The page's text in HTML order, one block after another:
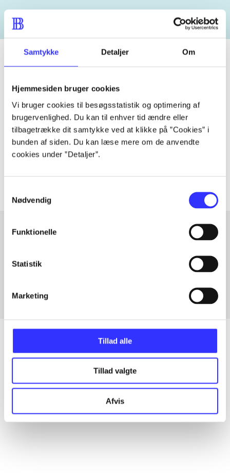
Samtykke Detaljer Om
Hjemmesiden bruger cookies
Vi bruger cookies til besøgsstatistik og optimering af
brugervenlighed. Du kan til enhver tid ændre eller
tilbagetrække dit samtykke ved at klikke på ”Cookies” i
bunden af siden. Du kan læse mere om de anvendte
cookies under ”Detaljer”.
Nødvendig
Funktionelle
Statistik
Marketing
Tillad alle
Tillad valgte
Afvis
Tidsskrift
Artiklen er en del af
lorem ipsum dolor sit amet ...
Tidsskrift
Fra
Alle registrerede artikler fordelt på udgivelser
...